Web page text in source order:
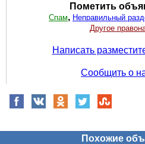
Пометить
Спам, Неправильный
Другое
Написать
Сообщить о
Похожие